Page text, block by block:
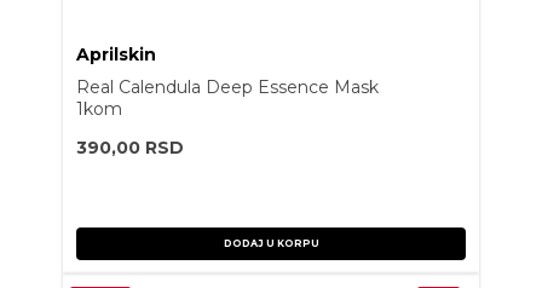
Aprilskin
Real Calendula Deep Essence Mask
1kom
390,00 RSD
DODAJ U KORPU